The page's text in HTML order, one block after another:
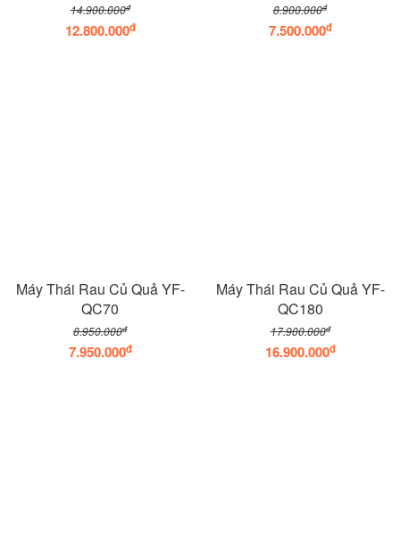
14.900.000đ
12.800.000đ
8.900.000đ
7.500.000đ
Máy Thái Rau Củ Quả YF-
QC70
8.950.000đ
7.950.000đ
Máy Thái Rau Củ Quả YF-
QC180
17.900.000đ
16.900.000đ